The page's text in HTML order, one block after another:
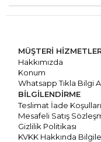
MÜŞTERİ
Hakkımızda
Konum
Whatsapp Tıkla Bilgi
BİLGİLENDİRME
Teslimat İade Koşulları
Mesafeli Satış
Gizlilik Politikası
KVKK Hakkında